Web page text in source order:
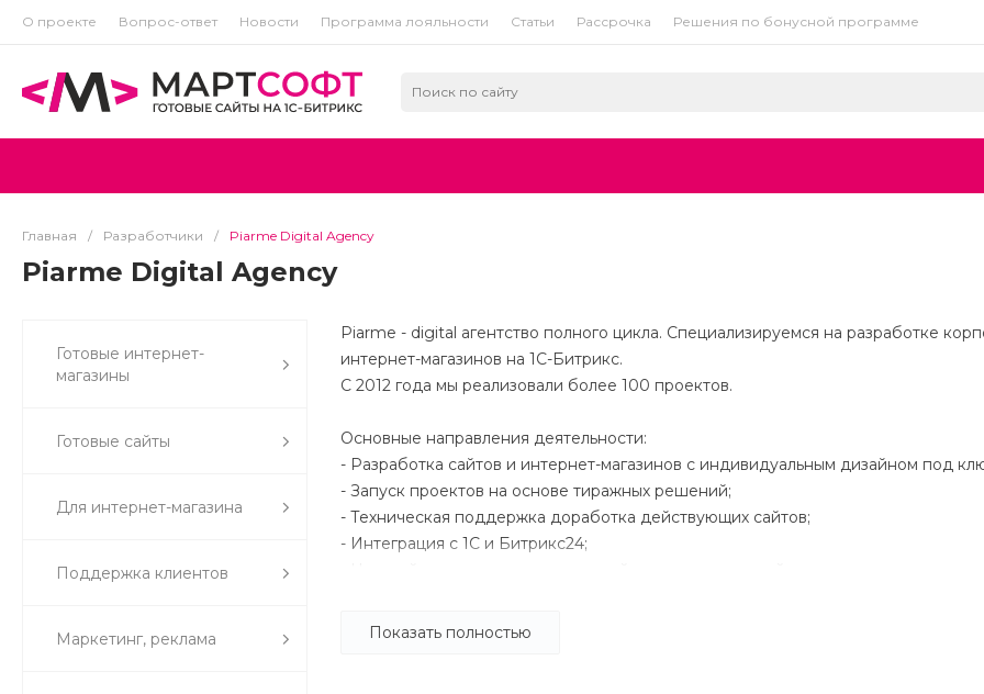
О проекте Вопрос-ответ Новости Программа лояльности Статьи Рассрочка Решения по бонусной программе
Главная / Разработчики / Piarme Digital Agency
Piarme Digital Agency
Готовые интернет-
магазины
Готовые сайты
Для интернет-магазина
Поддержка клиентов
Маркетинг, реклама
Piarme - digital агентство полного цикла. Специализируемся на разработке
интернет-магазинов на 1С-Битрикс.
С 2012 года мы реализовали более 100 проектов.
Основные направления деятельности:
- Разработка сайтов и интернет-магазинов с индивидуальным дизайном под
- Запуск проектов на основе тиражных решений;
- Техническая поддержка доработка действующих сайтов;
- Интеграция с 1С и Битрикс24;
У нас действительно индивидуальный, а не "потоковый" подход к каждому
Показать полностью